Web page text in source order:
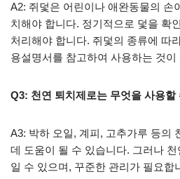
A2: 쥐덫은 어린이나 애완동물의 손
치해야 합니다. 정기적으로 덫을 확
처리해야 합니다. 쥐덫의 종류에 따
용설명서를 참고하여 사용하는 것이
Q3: 천연 퇴치제로는 무엇을 사용할
A3: 박하 오일, 계피, 고추가루 등의
데 도움이 될 수 있습니다. 그러나
일 수 있으며, 꾸준한 관리가 필요합